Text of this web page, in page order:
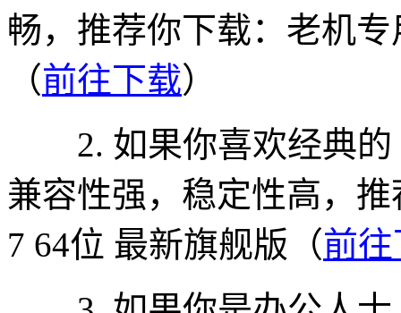
畅，推荐你下载：老机
（前往下载）
2. 如果你喜欢经典的
兼容性强，稳定性高，
7 64位 最新旗舰版（前